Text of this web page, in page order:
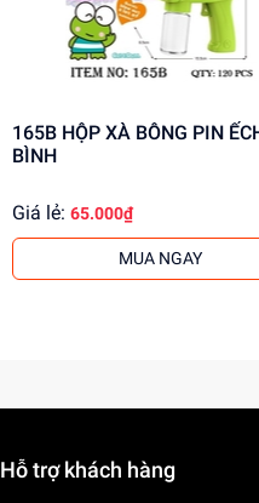
165B HỘP XÀ BÔNG PIN ẾCH 1
BÌNH
Giá lẻ: 65.000₫
MUA NGAY
Hỗ trợ khách hàng